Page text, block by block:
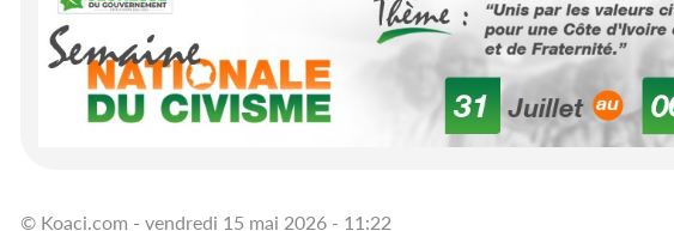
© Koaci.com - vendredi 15 mai 2026 - 11:22